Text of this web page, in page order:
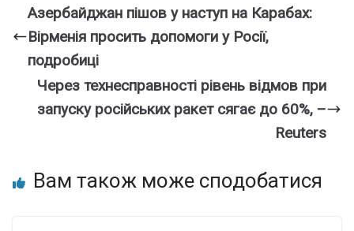
Азербайджан пішов у наступ на Карабах:
Вірменія просить допомоги у Росії,
подробиці
Через технесправності рівень відмов при
запуску російських ракет сягає до 60%, –
Reuters
Вам також може сподобатися